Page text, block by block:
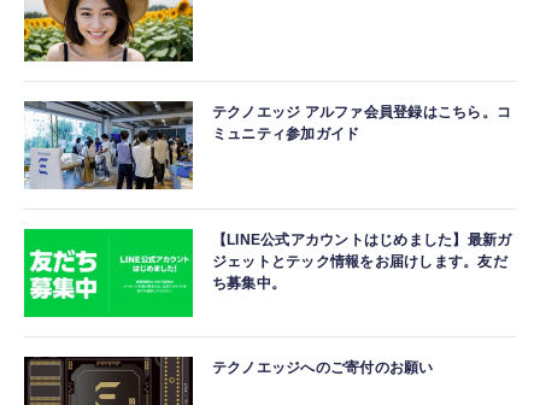
テクノエッジ アルファ会員登録はこちら。コ
ミュニティ参加ガイド
【LINE公式アカウントはじめました】最新ガ
ジェットとテック情報をお届けします。友だ
ち募集中。
テクノエッジへのご寄付のお願い